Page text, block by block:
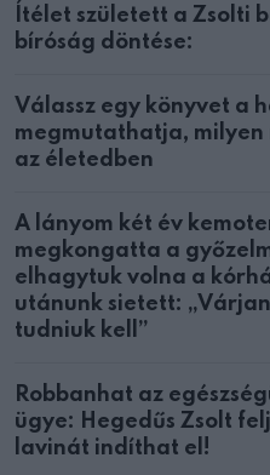
Ítélet született a Zsolti
bíróság döntése:
Válassz egy könyvet a
megmutathatja, milyen
az életedben
A lányom két év
megkongatta a
elhagytuk volna a
utánunk sietett:
tudniuk kell”
Robbanhat az
ügye: Hegedűs Zsolt
lavinát indíthat el!